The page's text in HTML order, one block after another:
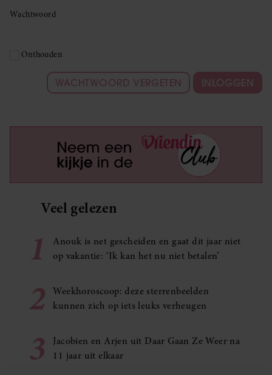
Wachtwoord
Onthouden
WACHTWOORD VERGETEN INLOGGEN
Veel gelezen
1
Anouk is net gescheiden en gaat dit jaar niet
op vakantie: ‘Ik kan het nu niet betalen’
2
Weekhoroscoop: deze sterrenbeelden
kunnen zich op iets leuks verheugen
3
Jacobien en Arjen uit Daar Gaan Ze Weer na
11 jaar uit elkaar